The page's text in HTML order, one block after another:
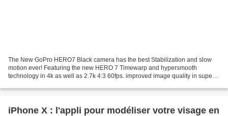
The New GoPro HERO7 Black camera has the best Stabilization and slow
motion ever! Featuring the new HERO 7 Timewarp and hypersmooth
technology in 4k as well as 2.7k 4:3 60fps. improved image quality in super
iPhone X : l'appli pour modéliser votre visage en